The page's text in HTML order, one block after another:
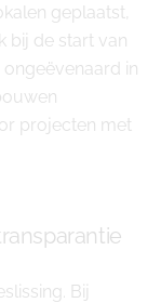
geplaatst,
bij de start van
ongeëvenaard in
projecten met
Bij